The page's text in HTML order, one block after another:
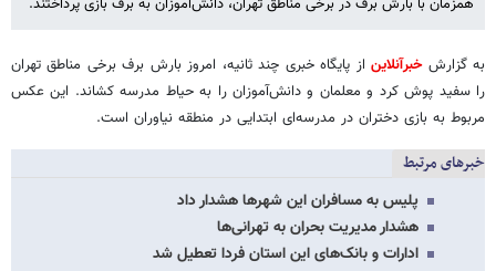
به گزارشخبرآنلایناز پایگاه خبری چند ثانیه، امروز بارش برف برخی مناطق تهران
را سفید پوش کرد و معلمان و دانش‌آموزان را به حیاط مدرسه کشاند. این عکس‌
مربوط به بازی دختران در مدرسه‌ای ابتدایی در منطقه نیاوران است.
خبرهای مرتبط
پلیس به مسافران این شهرها هشدار داد
هشدار مدیریت بحران به تهرانی‌ها
ادارات و بانک‌های این استان فردا تعطیل شد